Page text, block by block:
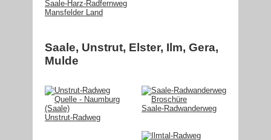
Saale-Harz-Radfernweg
Mansfelder Land
Saale, Unstrut, Elster, Ilm, Gera,
Mulde
Unstrut-Radweg
Saale-Radwanderweg